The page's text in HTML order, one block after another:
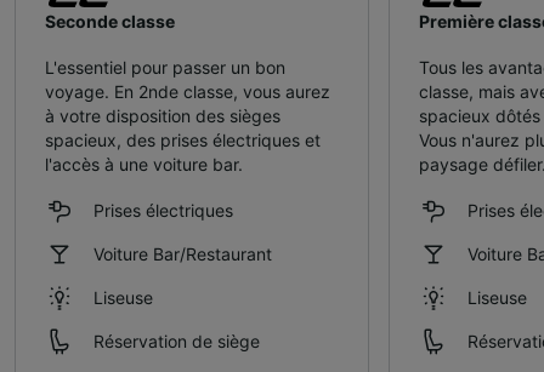
Seconde classe
L'essentiel pour passer un bon
voyage. En 2nde classe, vous aurez
à votre disposition des sièges
spacieux, des prises électriques et
l'accès à une voiture bar.
Prises électriques
Voiture Bar/Restaurant
Liseuse
Réservation de siège
Première
Tous les
classe, mais
spacieux
Vous n'aurez
paysage
Prises
Voiture
Liseuse